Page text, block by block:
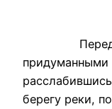
Перед тем,
берегу реки,